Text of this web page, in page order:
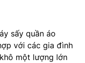
sấy quần áo
với các gia đình
một lượng lớn